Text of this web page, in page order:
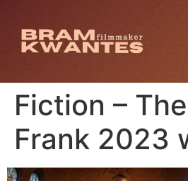
Fiction –
Frank 2023